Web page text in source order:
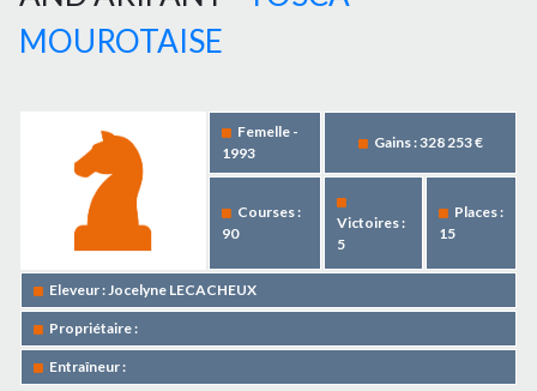
MOUROTAISE
Femelle -
1993
Gains : 328 253 €
Courses :
90
Victoires :
5
Places :
15
Eleveur : Jocelyne LECACHEUX
Propriétaire :
Entraîneur :